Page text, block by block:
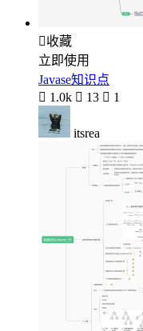
收藏
立即使用
Javase知识点
 1.0k  13  1
itsrea